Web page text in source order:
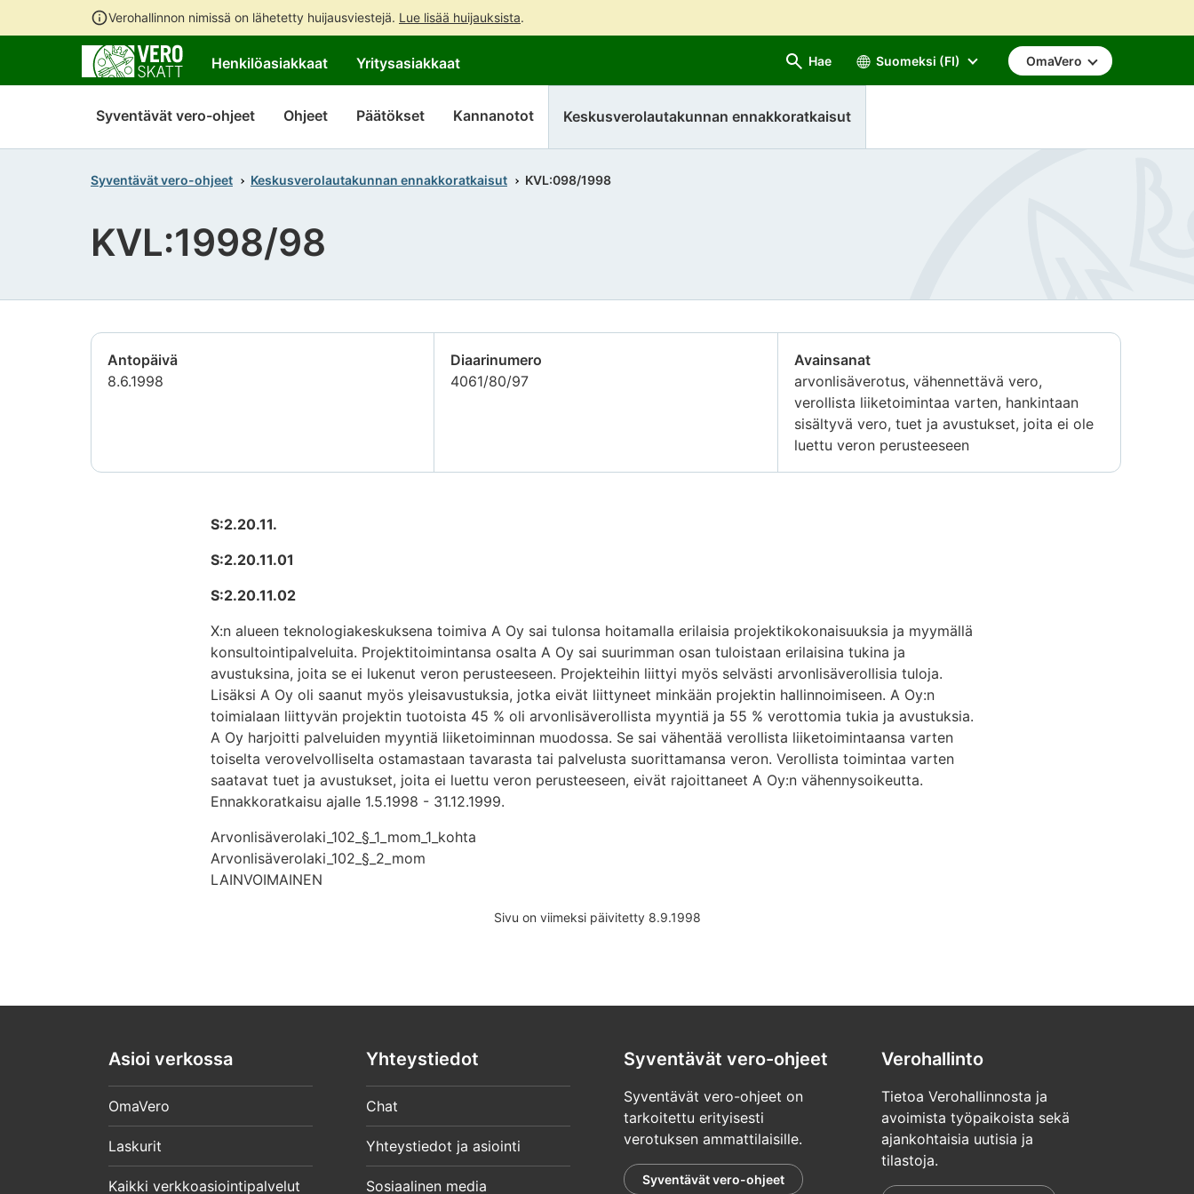
Verohallinnon nimissä on lähetetty huijausviestejä. Lue lisää huijauksista.
sisältöön
sivuston
hakuun
Henkilöasiakkaat Yritysasiakkaat Hae Suomeksi (FI) OmaVero
Syventävät vero-ohjeet Ohjeet Päätökset Kannanotot Keskusverolautakunnan ennakkoratkaisut
Syventävät vero-ohjeet Keskusverolautakunnan ennakkoratkaisut KVL:098/1998
KVL:1998/98
Antopäivä
8.6.1998
Diaarinumero
4061/80/97
Avainsanat
arvonlisäverotus, vähennettävä vero,
verollista liiketoimintaa varten, hankintaan
sisältyvä vero, tuet ja avustukset, joita ei ole
luettu veron perusteeseen
S:2.20.11.
S:2.20.11.01
S:2.20.11.02
X:n alueen teknologiakeskuksena toimiva A Oy sai tulonsa hoitamalla erilaisia projektikokonaisuuksia ja myymällä
konsultointipalveluita. Projektitoimintansa osalta A Oy sai suurimman osan tuloistaan erilaisina tukina ja
avustuksina, joita se ei lukenut veron perusteeseen. Projekteihin liittyi myös selvästi arvonlisäverollisia tuloja.
Lisäksi A Oy oli saanut myös yleisavustuksia, jotka eivät liittyneet minkään projektin hallinnoimiseen. A Oy:n
toimialaan liittyvän projektin tuotoista 45 % oli arvonlisäverollista myyntiä ja 55 % verottomia tukia ja avustuksia.
A Oy harjoitti palveluiden myyntiä liiketoiminnan muodossa. Se sai vähentää verollista liiketoimintaansa varten
toiselta verovelvolliselta ostamastaan tavarasta tai palvelusta suorittamansa veron. Verollista toimintaa varten
saatavat tuet ja avustukset, joita ei luettu veron perusteeseen, eivät rajoittaneet A Oy:n vähennysoikeutta.
Ennakkoratkaisu ajalle 1.5.1998 - 31.12.1999.
Arvonlisäverolaki_102_§_1_mom_1_kohta
Arvonlisäverolaki_102_§_2_mom
LAINVOIMAINEN
Sivu on viimeksi päivitetty 8.9.1998
Asioi verkossa
OmaVero
Laskurit
Kaikki verkkoasiointipalvelut
Yhteystiedot
Chat
Yhteystiedot ja asiointi
Sosiaalinen media
Syventävät vero-ohjeet
Syventävät vero-ohjeet on
tarkoitettu erityisesti
verotuksen ammattilaisille.
Syventävät vero-ohjeet
Verohallinto
Tietoa Verohallinnosta ja
avoimista työpaikoista sekä
ajankohtaisia uutisia ja
tilastoja.